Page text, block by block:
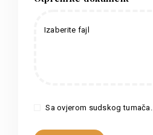
Izaberite fajl
Sa ovjerom sudskog tumača.